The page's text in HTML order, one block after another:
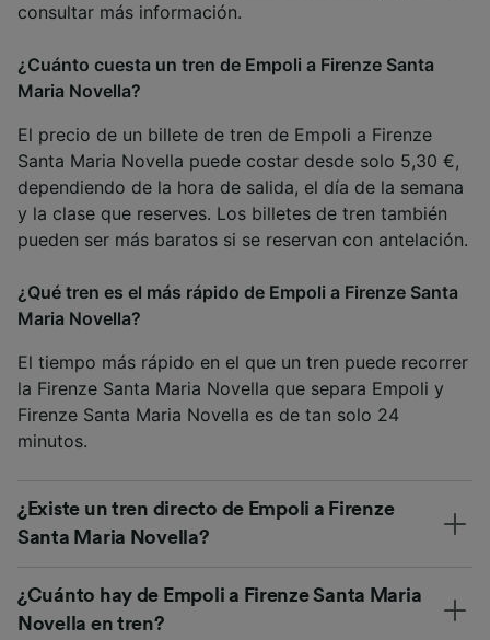
consultar más información.
¿Cuánto cuesta un tren de Empoli a Firenze Santa
Maria Novella?
El precio de un billete de tren de Empoli a Firenze
Santa Maria Novella puede costar desde solo 5,30 €,
dependiendo de la hora de salida, el día de la semana
y la clase que reserves. Los billetes de tren también
pueden ser más baratos si se reservan con antelación.
¿Qué tren es el más rápido de Empoli a Firenze Santa
Maria Novella?
El tiempo más rápido en el que un tren puede recorrer
la Firenze Santa Maria Novella que separa Empoli y
Firenze Santa Maria Novella es de tan solo 24
minutos.
¿Existe un tren directo de Empoli a Firenze
Santa Maria Novella?
¿Cuánto hay de Empoli a Firenze Santa Maria
Novella en tren?